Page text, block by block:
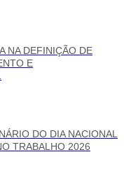
NA DEFINIÇÃO DE
E
DO DIA NACIONAL
TRABALHO 2026